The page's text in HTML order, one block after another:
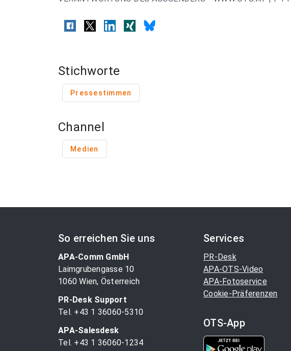
Stichworte
Pressestimmen
Channel
Medien
So erreichen Sie uns
APA-Comm GmbH
Laimgrubengasse 10
1060 Wien, Österreich
PR-Desk Support
Tel. +43 1 36060-5310
APA-Salesdesk
Tel. +43 1 36060-1234
Services
PR-Desk
APA-OTS-Video
APA-Fotoservice
Cookie-Präferenzen
OTS-App